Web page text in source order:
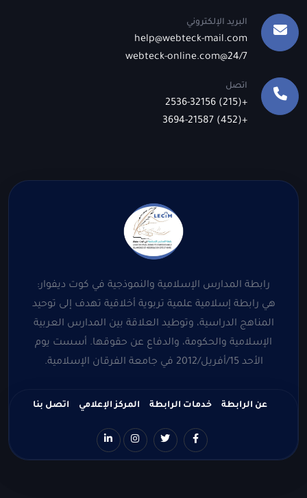
البريد الإلكتروني
help@webteck-mail.com
24/7@webteck-online.com
اتصل
+(215) 2536-32156
+(452) 3694-21587
رابطة المدارس الإسلامية والنموذجية في كوت ديفوار:
هي رابطة إسلامية علمية تربوية أخلاقية تهدف إلى توحيد
المناهج الدراسية، وتوطيد العلاقة بين المدارس العربية
الإسلامية والحكومة، والدفاع عن حقوقها. أسست يوم
الأحد 15/أفريل/2012 في جامعة الفرقان الإسلامية.
عن الرابطة خدمات الرابطة المركز الإعلامي اتصل بنا